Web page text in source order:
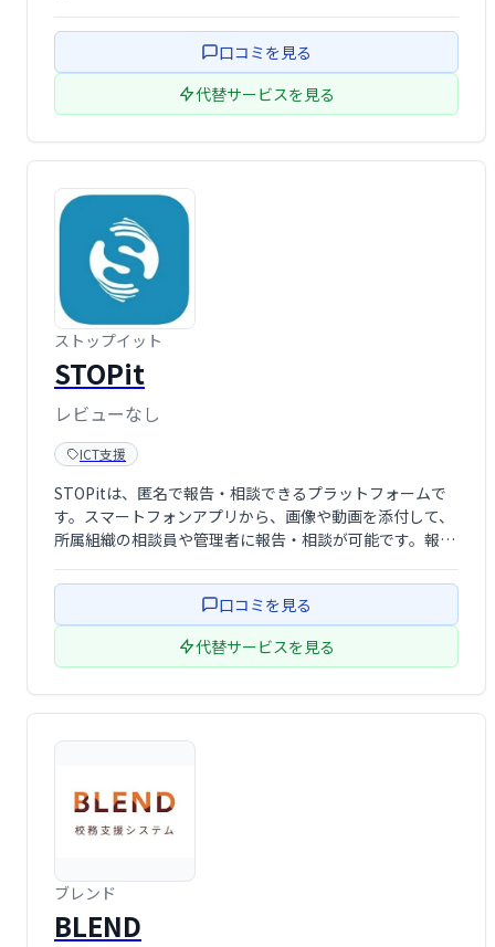
果的にサポートし、確実な学力向上を目指せます。
口コミを見る
代替サービスを見る
ストップイット
STOPit
レビューなし
ICT支援
STOPitは、匿名で報告・相談できるプラットフォームで
す。スマートフォンアプリから、画像や動画を添付して、
所属組織の相談員や管理者に報告・相談が可能です。報告
援します。自治体や企業における安全なコミュニケーショ
ン環境の構築に貢献しま …口コミを見る
代替サービスを見る
ブレンド
BLEND